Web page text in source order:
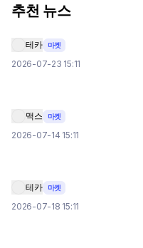
추천 뉴스
테카 마켓
2026-07-23 15:11
맥스 마켓
2026-07-14 15:11
테카 마켓
2026-07-18 15:11